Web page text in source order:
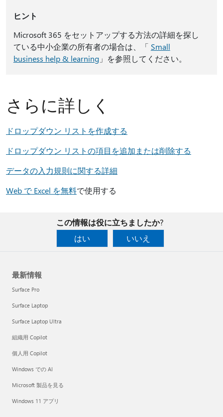
ヒント
Microsoft 365 をセットアップする方法の詳細を探し
ている中小企業の所有者の場合は、「 Small
business help & learning」を参照してください。
さらに詳しく
ドロップダウン リストを作成する
ドロップダウン リストの項目を追加または削除する
データの入力規則に関する詳細
Web で Excel を無料で使用する
この情報は役に立ちましたか?
はい
いいえ
最新情報
Surface Pro
Surface Laptop
Surface Laptop Ultra
組織用 Copilot
個人用 Copilot
Windows での AI
Microsoft 製品を見る
Windows 11 アプリ